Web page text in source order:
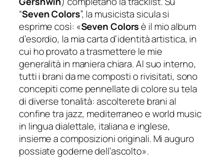
“Seven Colors”, la musicista sicula si
esprime così: «Seven Colorsè il mio album
d’esordio, la mia carta d’identità artistica, in
cui ho provato a trasmettere le mie
generalità in maniera chiara. Al suo interno,
tutti i brani da me composti o rivisitati, sono
concepiti come pennellate di colore su tela
di diverse tonalità: ascolterete brani al
confine tra jazz, mediterraneo e world music
in lingua dialettale, italiana e inglese,
insieme a composizioni originali. Mi auguro
possiate goderne dell’ascolto».